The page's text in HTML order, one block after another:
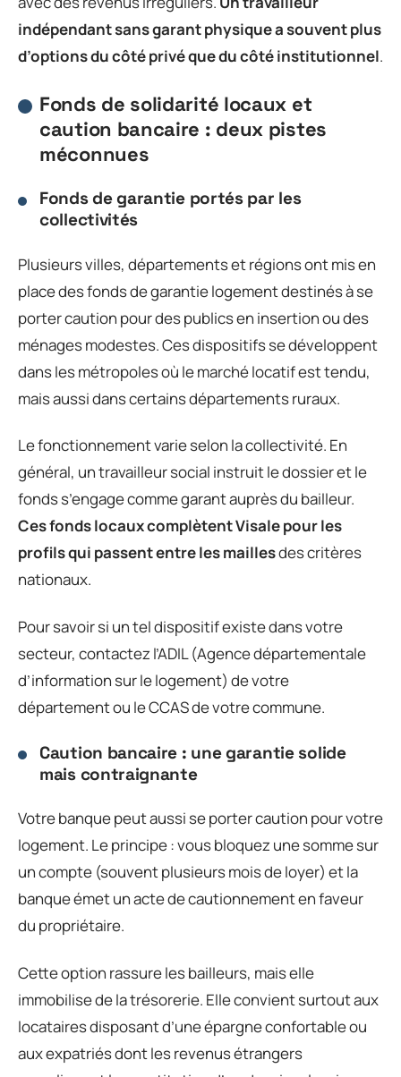
indépendant sans garant physique a souvent plus
d’options du côté privé que du côté institutionnel.
Fonds de solidarité locaux et
caution bancaire : deux pistes
méconnues
Fonds de garantie portés par les
collectivités
Plusieurs villes, départements et régions ont mis en
place des fonds de garantie logement destinés à se
porter caution pour des publics en insertion ou des
ménages modestes. Ces dispositifs se développent
dans les métropoles où le marché locatif est tendu,
mais aussi dans certains départements ruraux.
Le fonctionnement varie selon la collectivité. En
général, un travailleur social instruit le dossier et le
fonds s’engage comme garant auprès du bailleur.
Ces fonds locaux complètent Visale pour les
profils qui passent entre les maillesdes critères
nationaux.
Pour savoir si un tel dispositif existe dans votre
secteur, contactez l’ADIL (Agence départementale
d’information sur le logement) de votre
département ou le CCAS de votre commune.
Caution bancaire : une garantie solide
mais contraignante
Votre banque peut aussi se porter caution pour votre
logement. Le principe : vous bloquez une somme sur
un compte (souvent plusieurs mois de loyer) et la
banque émet un acte de cautionnement en faveur
du propriétaire.
Cette option rassure les bailleurs, mais elle
immobilise de la trésorerie. Elle convient surtout aux
locataires disposant d’une épargne confortable ou
aux expatriés dont les revenus étrangers